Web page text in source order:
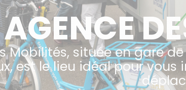
AGENCE
Mobilités, située en gare
est le lieu idéal pour